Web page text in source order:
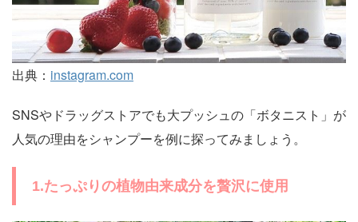
出典： instagram.com
SNSやドラッグストアでも大プッシュの「ボタニスト」が
人気の理由をシャンプーを例に探ってみましょう。
1.たっぷりの植物由来成分を贅沢に使用